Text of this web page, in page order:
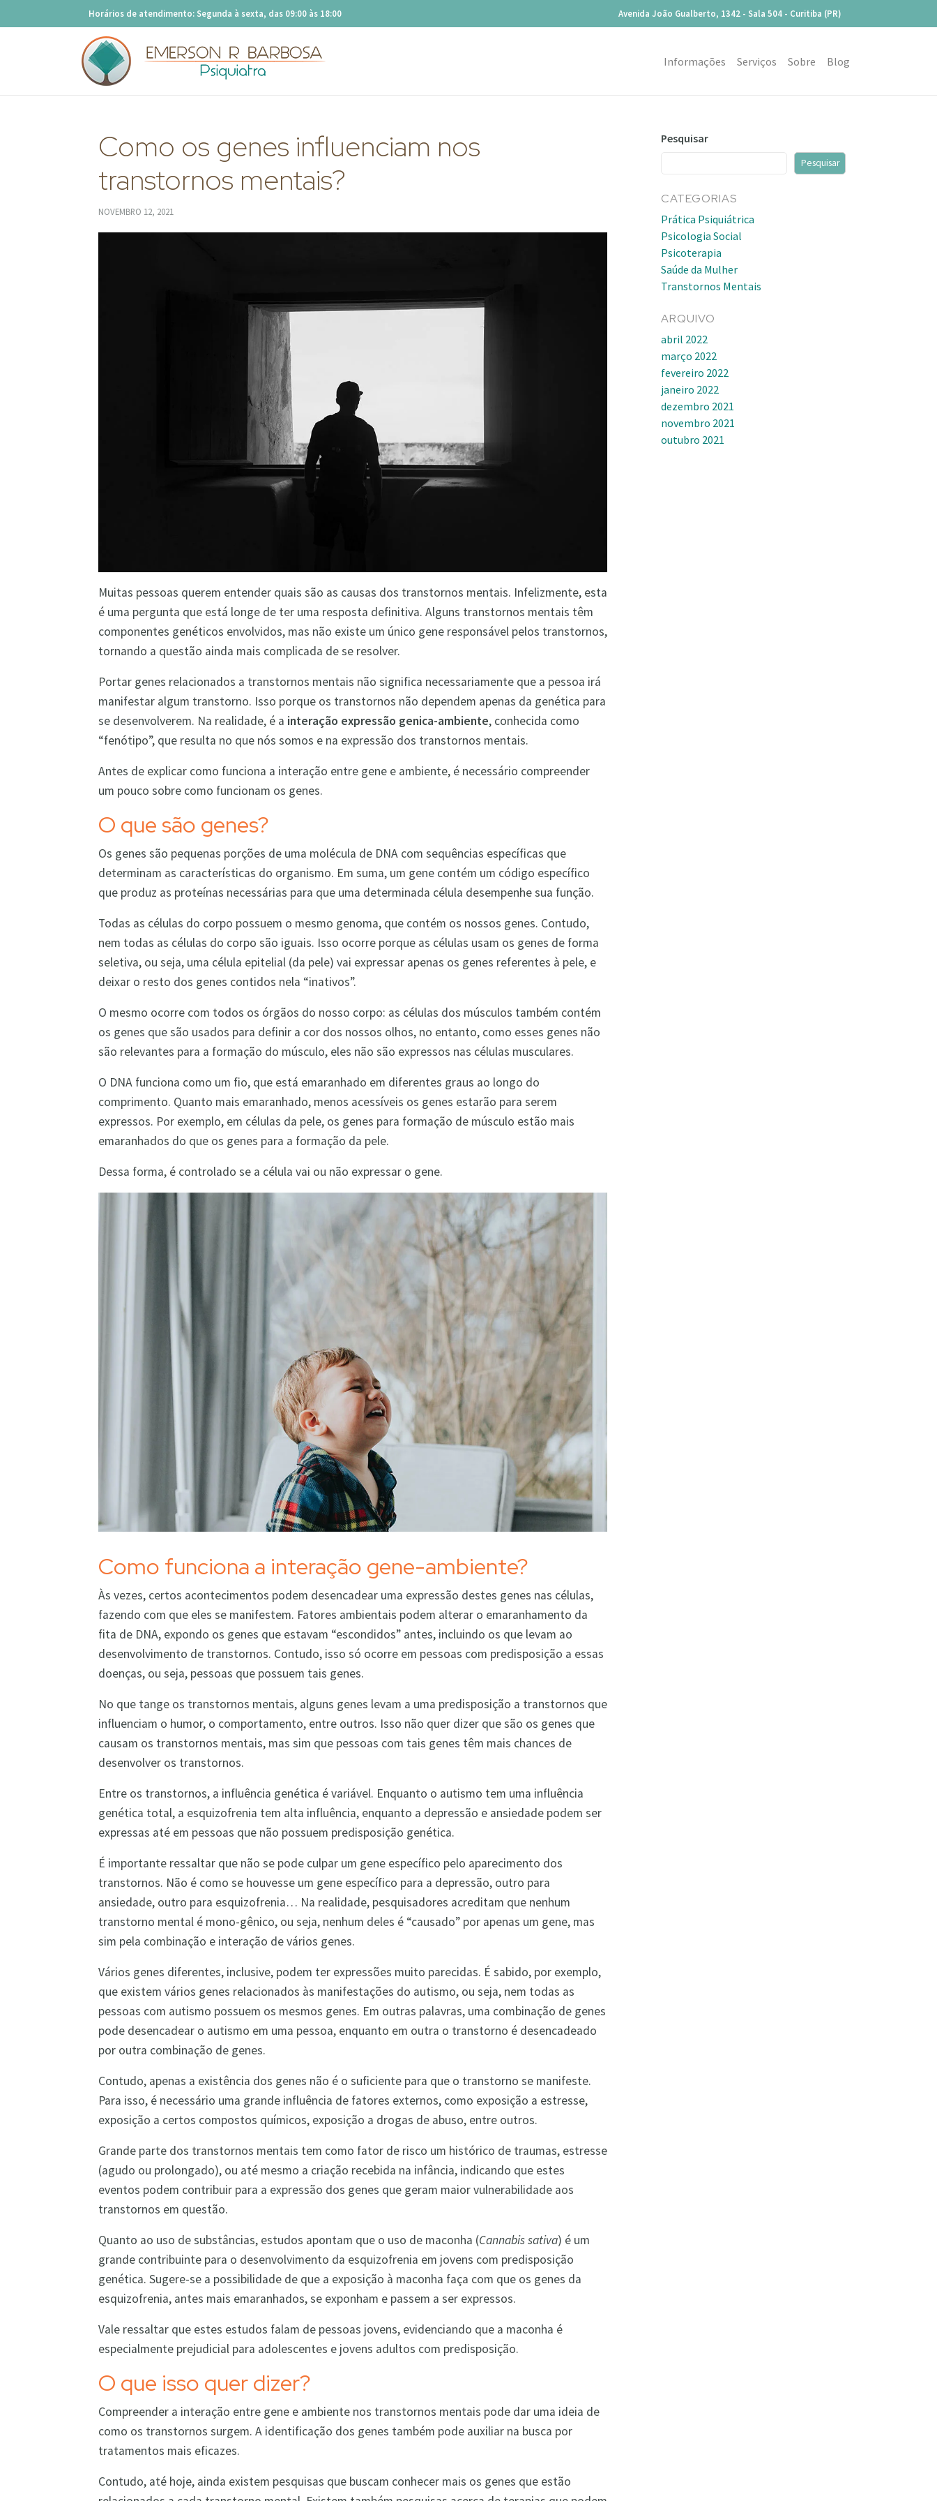
Horários de atendimento: Segunda à sexta, das 09:00 às 18:00 Avenida João Gualberto, 1342 - Sala 504 - Curitiba (PR)
Informações Serviços Sobre Blog
Como os genes influenciam nos
transtornos mentais?
NOVEMBRO 12, 2021
Muitas pessoas querem entender quais são as causas dos transtornos mentais. Infelizmente, esta
é uma pergunta que está longe de ter uma resposta definitiva. Alguns transtornos mentais têm
componentes genéticos envolvidos, mas não existe um único gene responsável pelos transtornos,
tornando a questão ainda mais complicada de se resolver.
Portar genes relacionados a transtornos mentais não significa necessariamente que a pessoa irá
manifestar algum transtorno. Isso porque os transtornos não dependem apenas da genética para
se desenvolverem. Na realidade, é a interação expressão genica-ambiente, conhecida como
“fenótipo”, que resulta no que nós somos e na expressão dos transtornos mentais.
Antes de explicar como funciona a interação entre gene e ambiente, é necessário compreender
um pouco sobre como funcionam os genes.
O que são genes?
Os genes são pequenas porções de uma molécula de DNA com sequências específicas que
determinam as características do organismo. Em suma, um gene contém um código específico
que produz as proteínas necessárias para que uma determinada célula desempenhe sua função.
Todas as células do corpo possuem o mesmo genoma, que contém os nossos genes. Contudo,
nem todas as células do corpo são iguais. Isso ocorre porque as células usam os genes de forma
seletiva, ou seja, uma célula epitelial (da pele) vai expressar apenas os genes referentes à pele, e
deixar o resto dos genes contidos nela “inativos”.
O mesmo ocorre com todos os órgãos do nosso corpo: as células dos músculos também contém
os genes que são usados para definir a cor dos nossos olhos, no entanto, como esses genes não
são relevantes para a formação do músculo, eles não são expressos nas células musculares.
O DNA funciona como um fio, que está emaranhado em diferentes graus ao longo do
comprimento. Quanto mais emaranhado, menos acessíveis os genes estarão para serem
expressos. Por exemplo, em células da pele, os genes para formação de músculo estão mais
emaranhados do que os genes para a formação da pele.
Dessa forma, é controlado se a célula vai ou não expressar o gene.
Como funciona a interação gene-ambiente?
Às vezes, certos acontecimentos podem desencadear uma expressão destes genes nas células,
fazendo com que eles se manifestem. Fatores ambientais podem alterar o emaranhamento da
fita de DNA, expondo os genes que estavam “escondidos” antes, incluindo os que levam ao
desenvolvimento de transtornos. Contudo, isso só ocorre em pessoas com predisposição a essas
doenças, ou seja, pessoas que possuem tais genes.
No que tange os transtornos mentais, alguns genes levam a uma predisposição a transtornos que
influenciam o humor, o comportamento, entre outros. Isso não quer dizer que são os genes que
causam os transtornos mentais, mas sim que pessoas com tais genes têm mais chances de
desenvolver os transtornos.
Entre os transtornos, a influência genética é variável. Enquanto o autismo tem uma influência
genética total, a esquizofrenia tem alta influência, enquanto a depressão e ansiedade podem ser
expressas até em pessoas que não possuem predisposição genética.
É importante ressaltar que não se pode culpar um gene específico pelo aparecimento dos
transtornos. Não é como se houvesse um gene específico para a depressão, outro para
ansiedade, outro para esquizofrenia… Na realidade, pesquisadores acreditam que nenhum
transtorno mental é mono-gênico, ou seja, nenhum deles é “causado” por apenas um gene, mas
sim pela combinação e interação de vários genes.
Vários genes diferentes, inclusive, podem ter expressões muito parecidas. É sabido, por exemplo,
que existem vários genes relacionados às manifestações do autismo, ou seja, nem todas as
pessoas com autismo possuem os mesmos genes. Em outras palavras, uma combinação de genes
pode desencadear o autismo em uma pessoa, enquanto em outra o transtorno é desencadeado
por outra combinação de genes.
Contudo, apenas a existência dos genes não é o suficiente para que o transtorno se manifeste.
Para isso, é necessário uma grande influência de fatores externos, como exposição a estresse,
exposição a certos compostos químicos, exposição a drogas de abuso, entre outros.
Grande parte dos transtornos mentais tem como fator de risco um histórico de traumas, estresse
(agudo ou prolongado), ou até mesmo a criação recebida na infância, indicando que estes
eventos podem contribuir para a expressão dos genes que geram maior vulnerabilidade aos
transtornos em questão.
Quanto ao uso de substâncias, estudos apontam que o uso de maconha (Cannabis sativa) é um
grande contribuinte para o desenvolvimento da esquizofrenia em jovens com predisposição
genética. Sugere-se a possibilidade de que a exposição à maconha faça com que os genes da
esquizofrenia, antes mais emaranhados, se exponham e passem a ser expressos.
Vale ressaltar que estes estudos falam de pessoas jovens, evidenciando que a maconha é
especialmente prejudicial para adolescentes e jovens adultos com predisposição.
O que isso quer dizer?
Compreender a interação entre gene e ambiente nos transtornos mentais pode dar uma ideia de
como os transtornos surgem. A identificação dos genes também pode auxiliar na busca por
tratamentos mais eficazes.
Contudo, até hoje, ainda existem pesquisas que buscam conhecer mais os genes que estão
Pesquisar
Pesquisar
CATEGORIAS
Prática Psiquiátrica
Psicologia Social
Psicoterapia
Saúde da Mulher
Transtornos Mentais
ARQUIVO
abril 2022
março 2022
fevereiro 2022
janeiro 2022
dezembro 2021
novembro 2021
outubro 2021